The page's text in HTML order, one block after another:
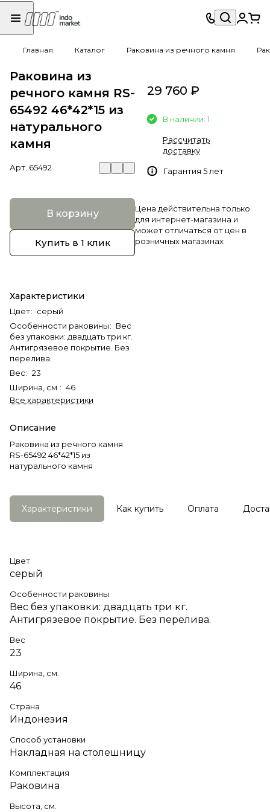
Главная Каталог Раковина из речного камня
Раковина из
речного камня RS-
65492 46*42*15 из
натурального
камня
Арт. 65492
В корзину
Купить в 1 клик
Характеристики
Цвет: серый
Особенности раковины: Вес
без упаковки: двадцать три кг.
Антигрязевое покрытие. Без
перелива.
Вес: 23
Ширина, см. : 46
Все характеристики
Описание
Раковина из речного камня
RS-65492 46*42*15 из
натурального камня
29 760 ₽
В наличии: 1
Рассчитать
доставку
Гарантия 5 лет
Цена действительна только
для интернет-магазина и
может отличаться от цен в
розничных магазинах
Характеристики Как купить Оплата
Цвет
серый
Особенности раковины
Вес без упаковки: двадцать три кг.
Антигрязевое покрытие. Без перелива.
Вес
23
Ширина, см.
46
Страна
Индонезия
Способ установки
Накладная на столешницу
Комплектация
Раковина
Высота, см.